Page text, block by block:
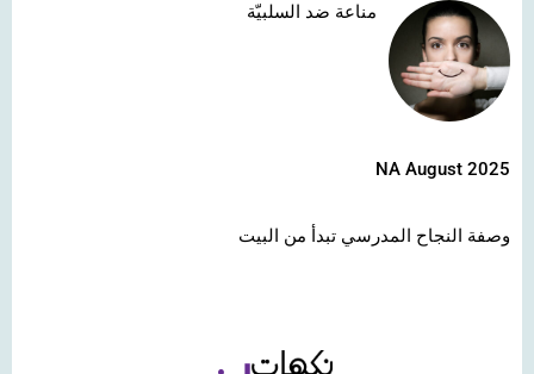
مناعة ضد السلبيّة
NA August 2025
وصفة النجاح المدرسي تبدأ من البيت